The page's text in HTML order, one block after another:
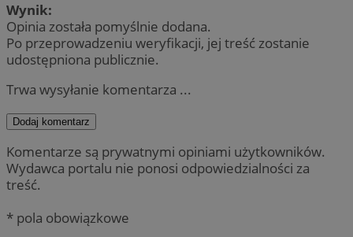
Wynik:
Opinia została pomyślnie dodana.
Po przeprowadzeniu weryfikacji, jej treść zostanie
udostępniona publicznie.
Trwa wysyłanie komentarza ...
Dodaj komentarz
Komentarze są prywatnymi opiniami użytkowników.
Wydawca portalu nie ponosi odpowiedzialności za
treść.
* pola obowiązkowe